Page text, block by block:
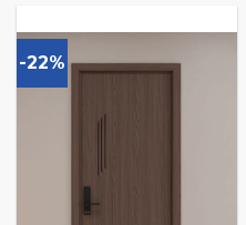
-22%